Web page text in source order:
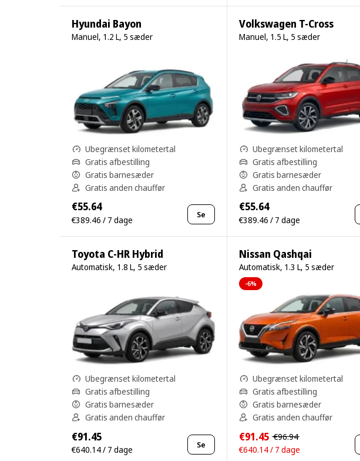
Hyundai Bayon
Manuel, 1.2 L, 5 sæder
Ubegrænset kilometertal
Gratis afbestilling
Gratis barnesæder
Gratis anden chauffør
€55.64
€389.46 / 7 dage Se
Volkswagen T-Cross
Manuel, 1.5 L, 5 sæder
Ubegrænset kilometertal
Gratis afbestilling
Gratis barnesæder
Gratis anden chauffør
€55.64
€389.46 / 7 dage
Toyota C-HR Hybrid
Automatisk, 1.8 L, 5 sæder
Ubegrænset kilometertal
Gratis afbestilling
Gratis barnesæder
Gratis anden chauffør
€91.45
€640.14 / 7 dage Se
Nissan Qashqai
Automatisk, 1.3 L, 5 sæder
-6%
Ubegrænset kilometertal
Gratis afbestilling
Gratis barnesæder
Gratis anden chauffør
€91.45 €96.94
€640.14 / 7 dage